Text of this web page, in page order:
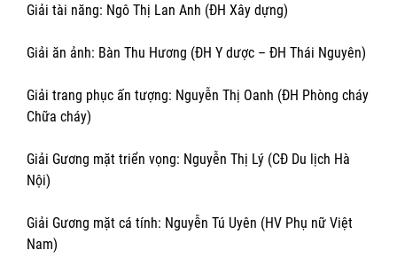
Giải tài năng: Ngô Thị Lan Anh (ĐH Xây dựng)
Giải ăn ảnh: Bàn Thu Hương (ĐH Y dược – ĐH Thái Nguyên)
Giải trang phục ấn tượng: Nguyễn Thị Oanh (ĐH Phòng cháy
Chữa cháy)
Giải Gương mặt triển vọng: Nguyễn Thị Lý (CĐ Du lịch Hà
Nội)
Giải Gương mặt cá tính: Nguyễn Tú Uyên (HV Phụ nữ Việt
Nam)